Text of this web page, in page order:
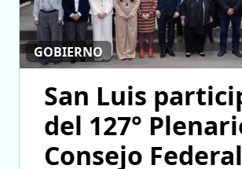
GOBIERNO
San Luis
del 127°
Consejo